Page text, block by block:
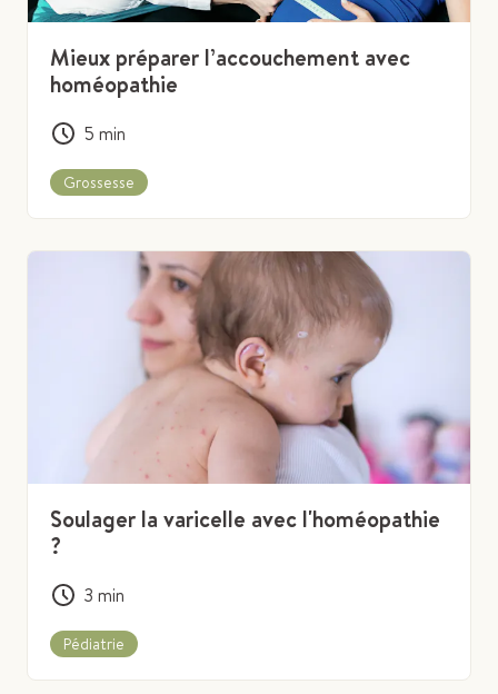
Mieux préparer l’accouchement avec
homéopathie
5 min
Grossesse
Soulager la varicelle avec l'homéopathie
?
3 min
Pédiatrie